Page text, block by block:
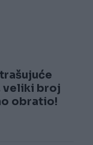
veliki broj
obratio!